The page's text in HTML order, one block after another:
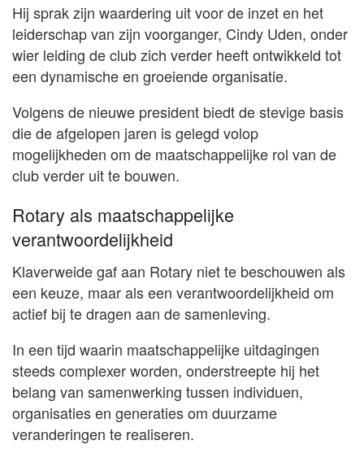
Hij sprak zijn waardering uit voor de inzet en het
leiderschap van zijn voorganger, Cindy Uden, onder
wier leiding de club zich verder heeft ontwikkeld tot
een dynamische en groeiende organisatie.
Volgens de nieuwe president biedt de stevige basis
die de afgelopen jaren is gelegd volop
mogelijkheden om de maatschappelijke rol van de
club verder uit te bouwen.
Rotary als maatschappelijke
verantwoordelijkheid
Klaverweide gaf aan Rotary niet te beschouwen als
een keuze, maar als een verantwoordelijkheid om
actief bij te dragen aan de samenleving.
In een tijd waarin maatschappelijke uitdagingen
steeds complexer worden, onderstreepte hij het
belang van samenwerking tussen individuen,
organisaties en generaties om duurzame
veranderingen te realiseren.